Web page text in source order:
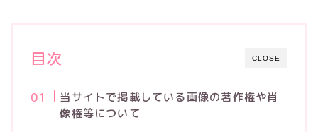
CLOSE
目次
当サイトで掲載している画像の著作権や肖
像権等について